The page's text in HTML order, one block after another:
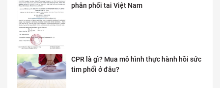
phân phối tai Việt Nam
CPR là gì? Mua mô hình thực hành hồi sức
tim phổi ở đâu?